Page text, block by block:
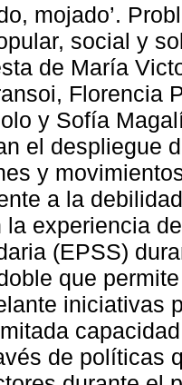
mojado’.
social y
de María
Florencia
y Sofía
el despliegue
y
a la
la experiencia
(EPSS)
que
iniciativas
de políticas